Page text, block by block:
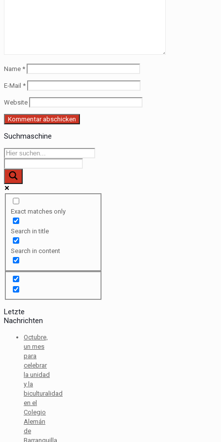
Name *
E-Mail *
Website
Suchmaschine
Exact matches only
Search in title
Search in content
Letzte
Nachrichten
Octubre,
un mes
para
celebrar
la unidad
y la
biculturalidad
en el
Colegio
Alemán
de
Barranquilla